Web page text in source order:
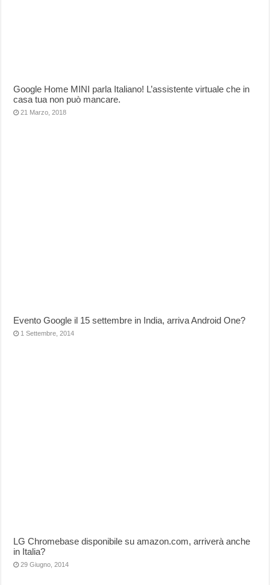
Google Home MINI parla Italiano! L’assistente virtuale che in
casa tua non può mancare.
21 Marzo, 2018
Evento Google il 15 settembre in India, arriva Android One?
1 Settembre, 2014
LG Chromebase disponibile su amazon.com, arriverà anche
in Italia?
29 Giugno, 2014